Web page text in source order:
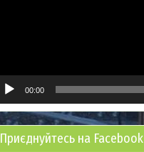
00:00
Приєднуйтесь на Facebook